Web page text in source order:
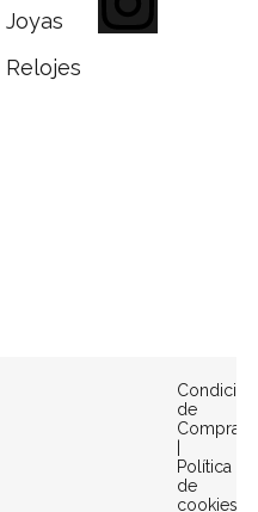
Joyas
Relojes
de
Compra
|
Política
de
cookies